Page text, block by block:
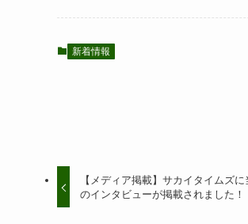
新着情報
【メディア掲載】サカイタイムズ
のインタビューが掲載されました！